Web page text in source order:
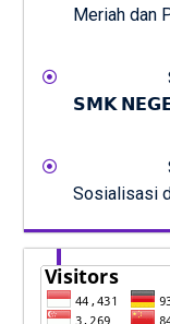
Meriah dan
𝗦𝗠𝗞
Sosialisasi